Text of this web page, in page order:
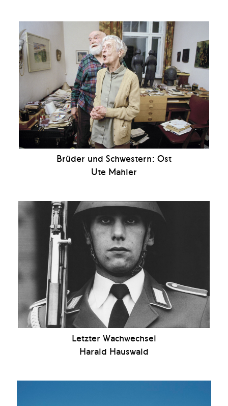
Brüder und Schwestern: Ost
Ute Mahler
Letzter Wachwechsel
Harald Hauswald